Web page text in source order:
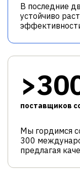
В последние
устойчиво
поставщиков
Мы гордимся
300
предлагая